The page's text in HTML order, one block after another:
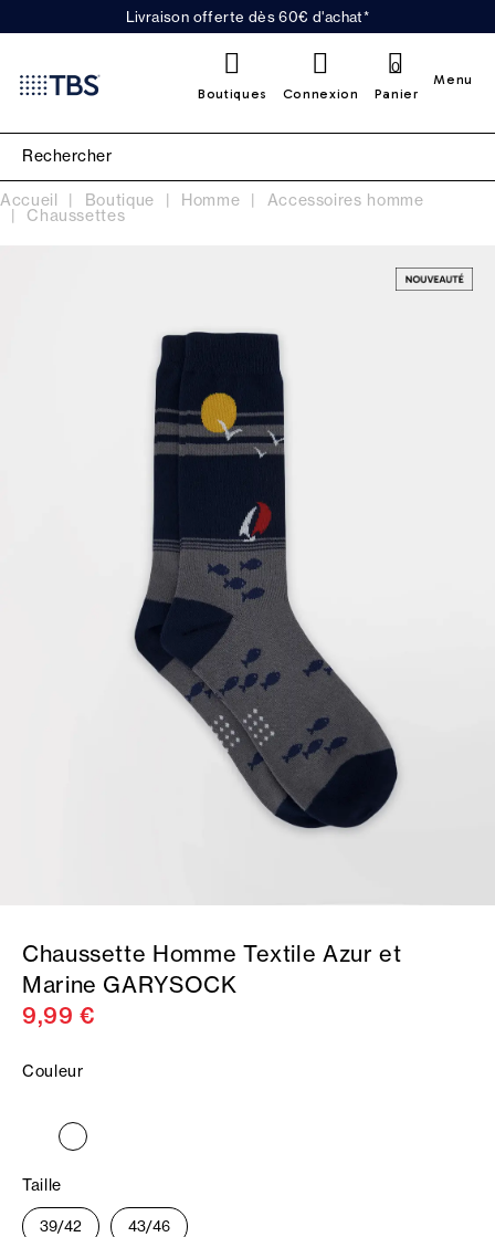
Livraison offerte dès 60€ d'achat*
Boutiques Connexion Panier
0
Menu
Accueil Boutique Homme Accessoires homme
Chaussettes
Chaussette Homme Textile Azur et
Marine GARYSOCK
9,99 €
Couleur
Taille
39/42 43/46